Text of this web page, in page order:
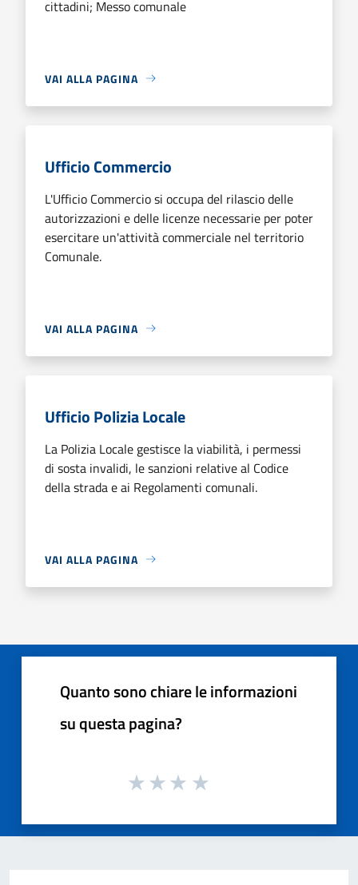
cittadini; Messo comunale
VAI ALLA PAGINA
Ufficio Commercio
L'Ufficio Commercio si occupa del rilascio delle
autorizzazioni e delle licenze necessarie per poter
esercitare un'attività commerciale nel territorio
Comunale.
VAI ALLA PAGINA
Ufficio Polizia Locale
La Polizia Locale gestisce la viabilità, i permessi
di sosta invalidi, le sanzioni relative al Codice
della strada e ai Regolamenti comunali.
VAI ALLA PAGINA
Quanto sono chiare le informazioni
su questa pagina?